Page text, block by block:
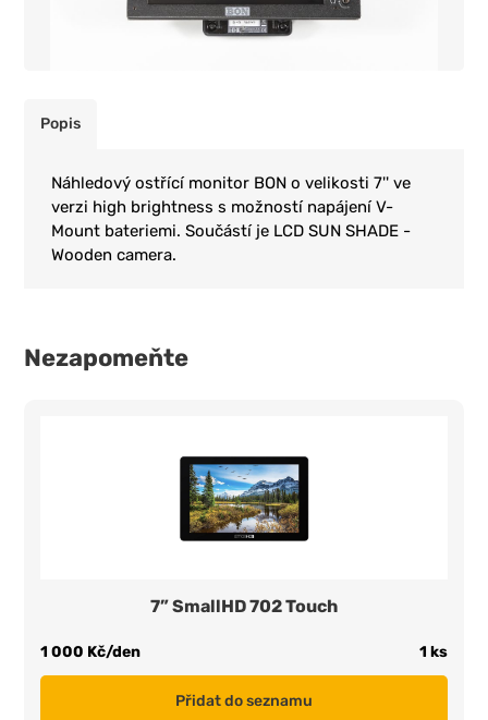
Popis
Náhledový ostřící monitor BON o velikosti 7'' ve
verzi high brightness s možností napájení V-
Mount bateriemi. Součástí je LCD SUN SHADE -
Wooden camera.
Nezapomeňte
7” SmallHD 702 Touch
1 000 Kč/den 1 ks
Přidat do seznamu